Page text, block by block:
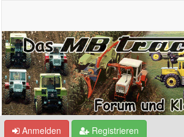
Anmelden Registrieren